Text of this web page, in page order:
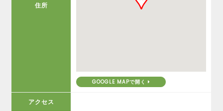
住所
GOOGLE MAPで開く
アクセス